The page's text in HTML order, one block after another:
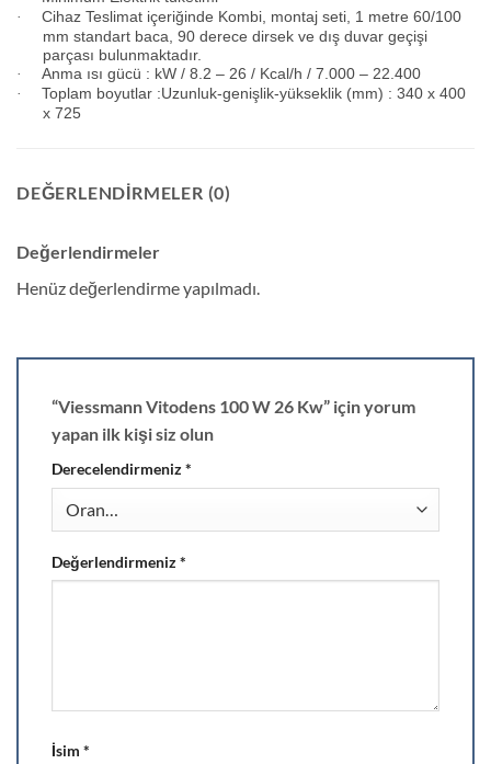
·
Cihaz Teslimat içeriğinde Kombi, montaj seti, 1 metre 60/100
mm standart baca, 90 derece dirsek ve dış duvar geçişi
parçası bulunmaktadır.
· Anma ısı gücü : kW / 8.2 – 26 / Kcal/h / 7.000 – 22.400
·
Toplam boyutlar :Uzunluk-genişlik-yükseklik (mm) : 340 x 400
x 725
DEĞERLENDIRMELER (0)
Değerlendirmeler
Henüz değerlendirme yapılmadı.
“Viessmann Vitodens 100 W 26 Kw” için yorum
yapan ilk kişi siz olun
Derecelendirmeniz*
Değerlendirmeniz*
İsim *